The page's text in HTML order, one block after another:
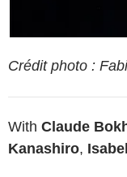
Crédit photo :
With Claude
Kanashiro,